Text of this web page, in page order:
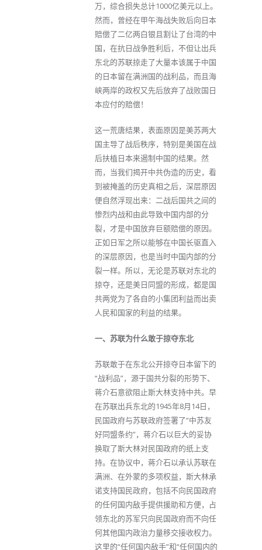
万，综合损失总计1000亿美元以上。
然而，曾经在甲午海战失败后向日本
赔偿了二亿两白银且割让了台湾的中
国，在抗日战争胜利后，不但让出兵
东北的苏联掠走了大量本该属于中国
的日本留在满洲国的战利品，而且海
峡两岸的政权又先后放弃了战败国日
本应付的赔偿！
这一荒唐结果，表面原因是美苏两大
国主导了战后秩序，特别是美国在战
后扶植日本来遏制中国的结果。然
而，当我们揭开中共伪造的历史，看
到被掩盖的历史真相之后，深层原因
便自然浮现出来：二战后国共之间的
惨烈内战和由此导致中国内部的分
裂，才是中国放弃巨额赔偿的原因。
正如日军之所以能够在中国长驱直入
的深层原因，也是当时中国内部的分
裂一样。所以，无论是苏联对东北的
掠夺，还是美日同盟的形成，都是国
共两党为了各自的小集团利益而出卖
人民和国家的利益的结果。
一、苏联为什么敢于掠夺东北
苏联敢于在东北公开掠夺日本留下的
“战利品”，源于国共分裂的形势下、
蒋介石意欲阻止斯大林支持中共。早
在苏联出兵东北的1945年8月14日，
民国政府与苏联政府签署了“中苏友
好同盟条约”，蒋介石以巨大的妥协
换取了斯大林对民国政府的纸上支
持。在协议中，蒋介石以承认苏联在
满洲、在外蒙的多项权益，斯大林承
诺支持国民政府，包括不向民国政府
的任何国内敌手提供援助和方便，占
领东北的苏军只向民国政府而不向任
何其他国内政治力量移交接收权力。
这里的“任何国内敌手”和“任何国内的